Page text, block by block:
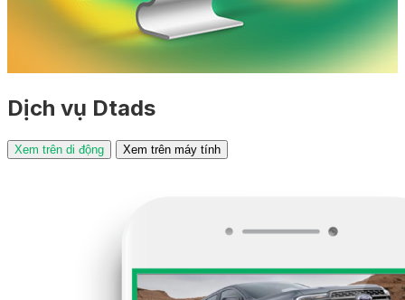
Dịch vụ Dtads
Xem trên di động Xem trên máy tính